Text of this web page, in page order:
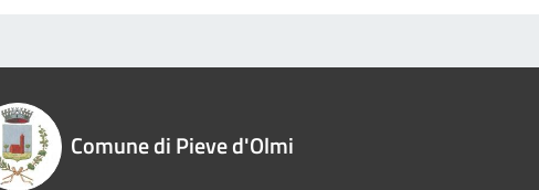
Comune di Pieve d'Olmi